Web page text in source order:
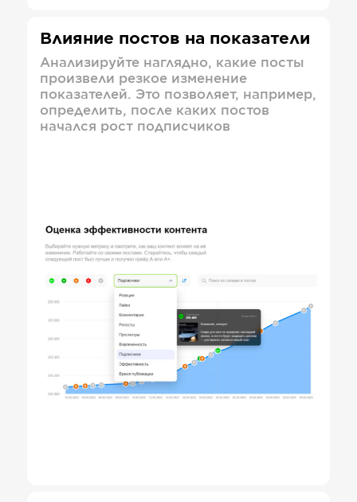
Влияние постов на показатели
Анализируйте наглядно, какие посты
произвели резкое изменение
показателей. Это позволяет, например,
определить, после каких постов
начался рост подписчиков